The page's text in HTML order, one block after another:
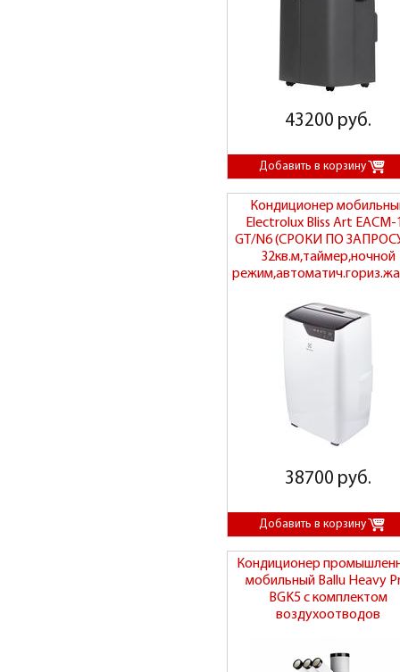
43200 руб.
Кондиционер
Electrolux Bliss Art EACM-
GT/N6 (СРОКИ ПО
32кв.м,таймер,ночной
38700 руб.
Кондиционер
мобильный Ballu Heavy
BGK5 с комплектом
воздухоотводов